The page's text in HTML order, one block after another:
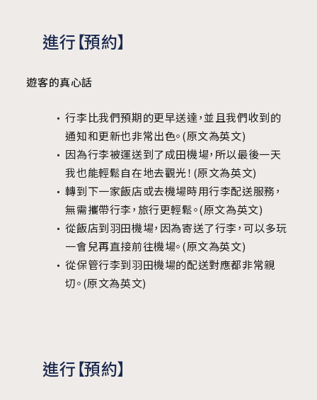
進行【預約】
遊客的真心話
行李比我們預期的更早送達，並且我們收到的
通知和更新也非常出色。(原文為英文)
因為行李被運送到了成田機場，所以最後一天
我也能輕鬆自在地去觀光！(原文為英文)
轉到下一家飯店或去機場時用行李配送服務，
無需攜帶行李，旅行更輕鬆。(原文為英文)
從飯店到羽田機場，因為寄送了行李，可以多玩
一會兒再直接前往機場。(原文為英文)
從保管行李到羽田機場的配送對應都非常親
切。(原文為英文)
進行【預約】